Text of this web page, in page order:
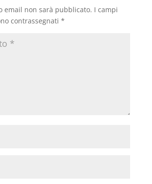
email non sarà pubblicato. I campi
contrassegnati *